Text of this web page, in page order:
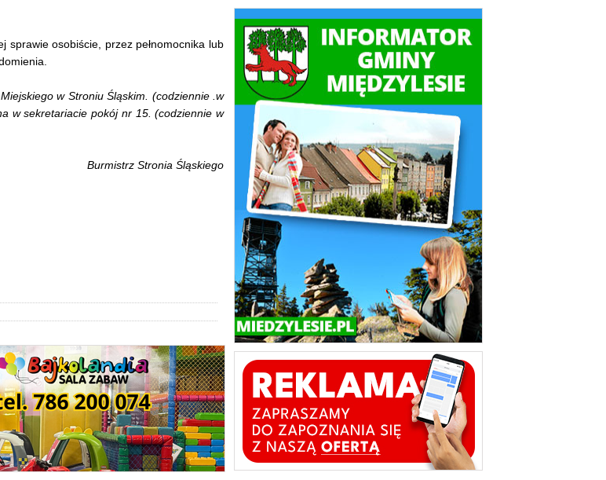
sprawie osobiście, przez pełnomocnika lub
w Stroniu Śląskim. (codziennie .w
w sekretariacie pokój nr 15. (codziennie w
Burmistrz Stronia Śląskiego